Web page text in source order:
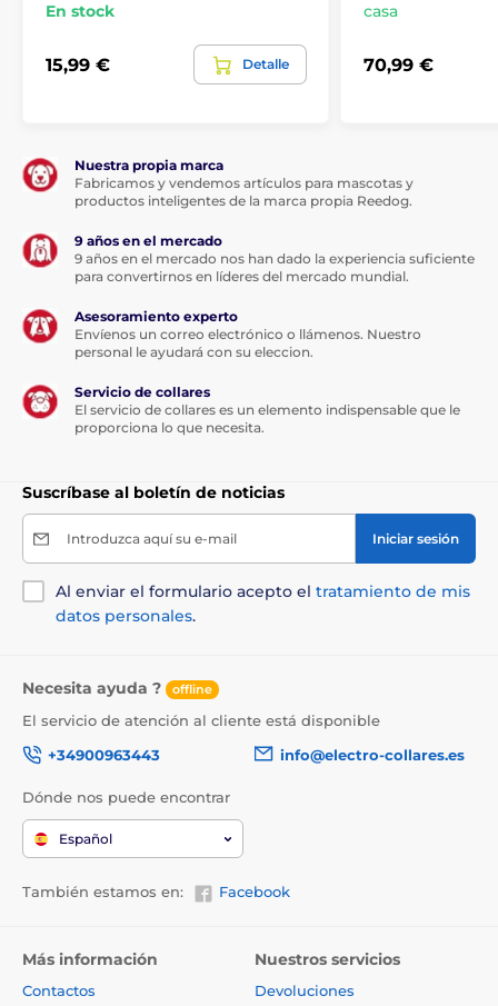
En stock
15,99 € Detalle
casa
70,99 €
Nuestra propia marca
Fabricamos y vendemos artículos para mascotas y
productos inteligentes de la marca propia Reedog.
9 años en el mercado
9 años en el mercado nos han dado la experiencia suficiente
para convertirnos en líderes del mercado mundial.
Asesoramiento experto
Envíenos un correo electrónico o llámenos. Nuestro
personal le ayudará con su eleccion.
Servicio de collares
El servicio de collares es un elemento indispensable que le
proporciona lo que necesita.
Suscríbase al boletín de noticias
Introduzca aquí su e-mail Iniciar sesión
Al enviar el formulario acepto el tratamiento de mis
datos personales.
Necesita ayuda ? offline
El servicio de atención al cliente está disponible
+34900963443
info@electro-collares.es
Dónde nos puede encontrar
Español
También estamos en: Facebook
Más información
Contactos
Nuestros servicios
Devoluciones